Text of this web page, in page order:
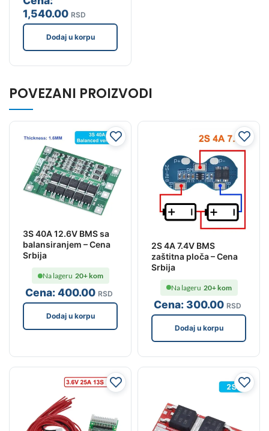
1,540.00 RSD
Dodaj u korpu
POVEZANI PROIZVODI
3S 40A 12.6V BMS sa
balansiranjem – Cena
Srbija
Cena:400.00 RSD
Na lageru 20+ kom
Dodaj u korpu
2S 4A 7.4V BMS
zaštitna ploča – Cena
Srbija
Cena:300.00 RSD
Na lageru 20+ kom
Dodaj u korpu